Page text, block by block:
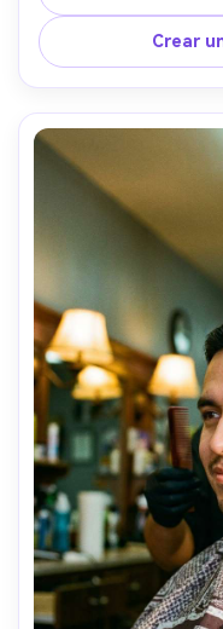
fuera de ángulo que
silenciada, estado de
de piel realista,
Crear